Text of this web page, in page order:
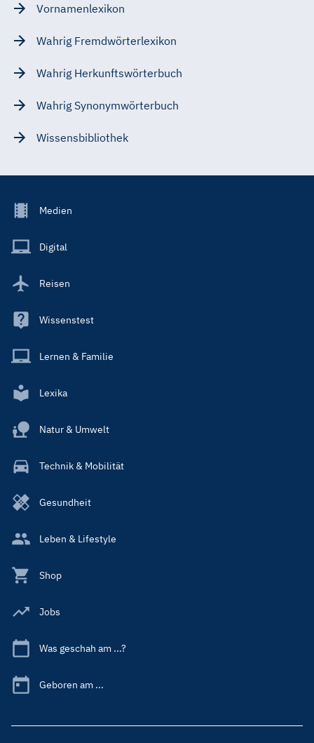
Vornamenlexikon
Wahrig Fremdwörterlexikon
Wahrig Herkunftswörterbuch
Wahrig Synonymwörterbuch
Wissensbibliothek
Footer
Main
Medien
Digital
Reisen
Wissenstest
Lernen & Familie
Lexika
Natur & Umwelt
Technik & Mobilität
Gesundheit
Leben & Lifestyle
Shop
Jobs
Was geschah am ...?
Geboren am ...